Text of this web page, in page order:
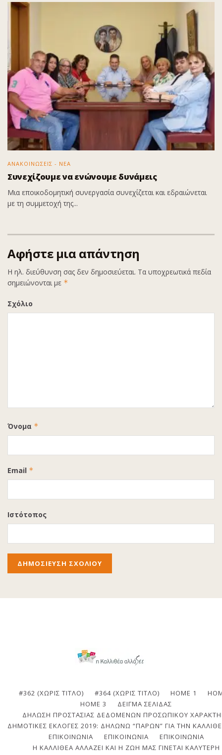
ΑΝΑΚΟΙΝΩΣΕΙΣ - ΝΕΑ
Συνεχίζουμε να ενώνουμε δυνάμεις
Μια εποικοδομητική συνεργασία συνεχίζεται και εδραιώνεται
με τη συμμετοχή της...
Αφήστε μια απάντηση
Η ηλ. διεύθυνση σας δεν δημοσιεύεται. Τα υποχρεωτικά πεδία
σημειώνονται με *
Σχόλιο
Όνομα *
Email *
Ιστότοπος
#362 (ΧΩΡΊΣ ΤΊΤΛΟ) #364 (ΧΩΡΊΣ ΤΊΤΛΟ) HOME 1
HOME 3
ΔΕΊΓΜΑ ΣΕΛΊΔΑΣ
ΔΉΛΩΣΗ ΠΡΟΣΤΑΣΊΑΣ ΔΕΔΟΜΈΝΩΝ ΠΡΟΣΩΠΙΚΟΎ
ΔΗΜΟΤΙΚΈΣ ΕΚΛΟΓΈΣ 2019: ΔΗΛΏΝΩ “ΠΑΡΏΝ” ΓΙΑ ΤΗΝ
ΕΠΙΚΟΙΝΩΝΙΑ
ΕΠΙΚΟΙΝΩΝΊΑ
ΕΠΙΚΟΙΝΩΝΊΑ
Η ΚΑΛΛΙΘΈΑ ΑΛΛΆΖΕΙ ΚΑΙ Η ΖΩΉ ΜΑΣ ΓΊΝΕΤΑΙ ΚΑΛΎΤΕΡΗ